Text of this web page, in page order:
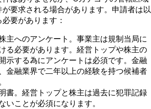
要求される場合があります。申請者は以
要があります：
主へのアンケート。事業主は規制当局に
る必要があります。経営トップや株主の
示する為にアンケートは必須です。金融
金融業界で二年以上の経験を持つ候補者
書。経営トップと株主は過去に犯罪記録
いことが必須になります。